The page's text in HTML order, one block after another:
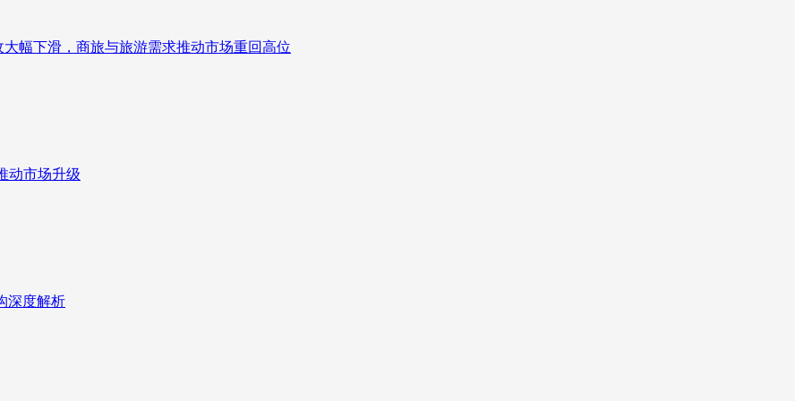
幅下滑，商旅与旅游需求推动市场重回高位
动市场升级
深度解析